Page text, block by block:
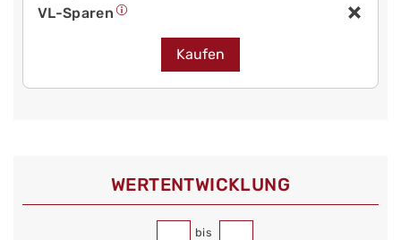
VL-Sparen
Kaufen
WERT­ENTWICKLUNG
bis